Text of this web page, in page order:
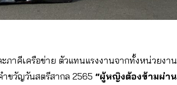
าคีเครือข่าย ตัวแทนแรงงานจากทั้งหน่วยงาน
ำขวัญวันสตรีสากล 2565 “ผู้หญิงต้องข้ามผ่าน